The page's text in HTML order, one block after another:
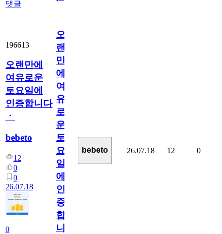
댓글
196613
오랜만에
여유로운
토요일에
인증합니다
ㆍ
bebeto
12
0
0
26.07.18
0
오
랜
만
에
여
유
로
운
토
요
일
에
인
증
합
니
bebeto 26.07.18 12 0